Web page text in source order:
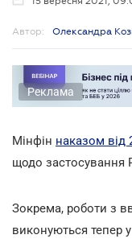
Автор: Олександра
Реклама
Мінфін наказом від
щодо застосування
Зокрема, роботи з
виконуються тепер